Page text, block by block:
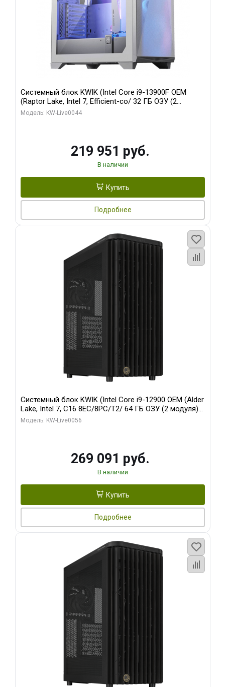
Системный блок KWIK (Intel Core i9-13900F OEM
(Raptor Lake, Intel 7, Efficient-co/ 32 ГБ ОЗУ (2
модуля)/ Gigabyte RTX5070Ti AERO OC 16GB GDDR7
Модель: KW-Live0044
219 951 руб.
В наличии
Купить
Подробнее
Системный блок KWIK (Intel Core i9-12900 OEM (Alder
Lake, Intel 7, C16 8EC/8PC/T2/ 64 ГБ ОЗУ (2 модуля)/
Palit RTX5080 INFINITY 3 OC 16GB GDDR7 256bit 3xDP
Модель: KW-Live0056
269 091 руб.
В наличии
Купить
Подробнее